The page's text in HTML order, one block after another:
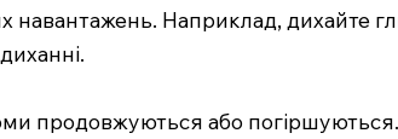
навантажень. Наприклад, дихайте
продовжуються або